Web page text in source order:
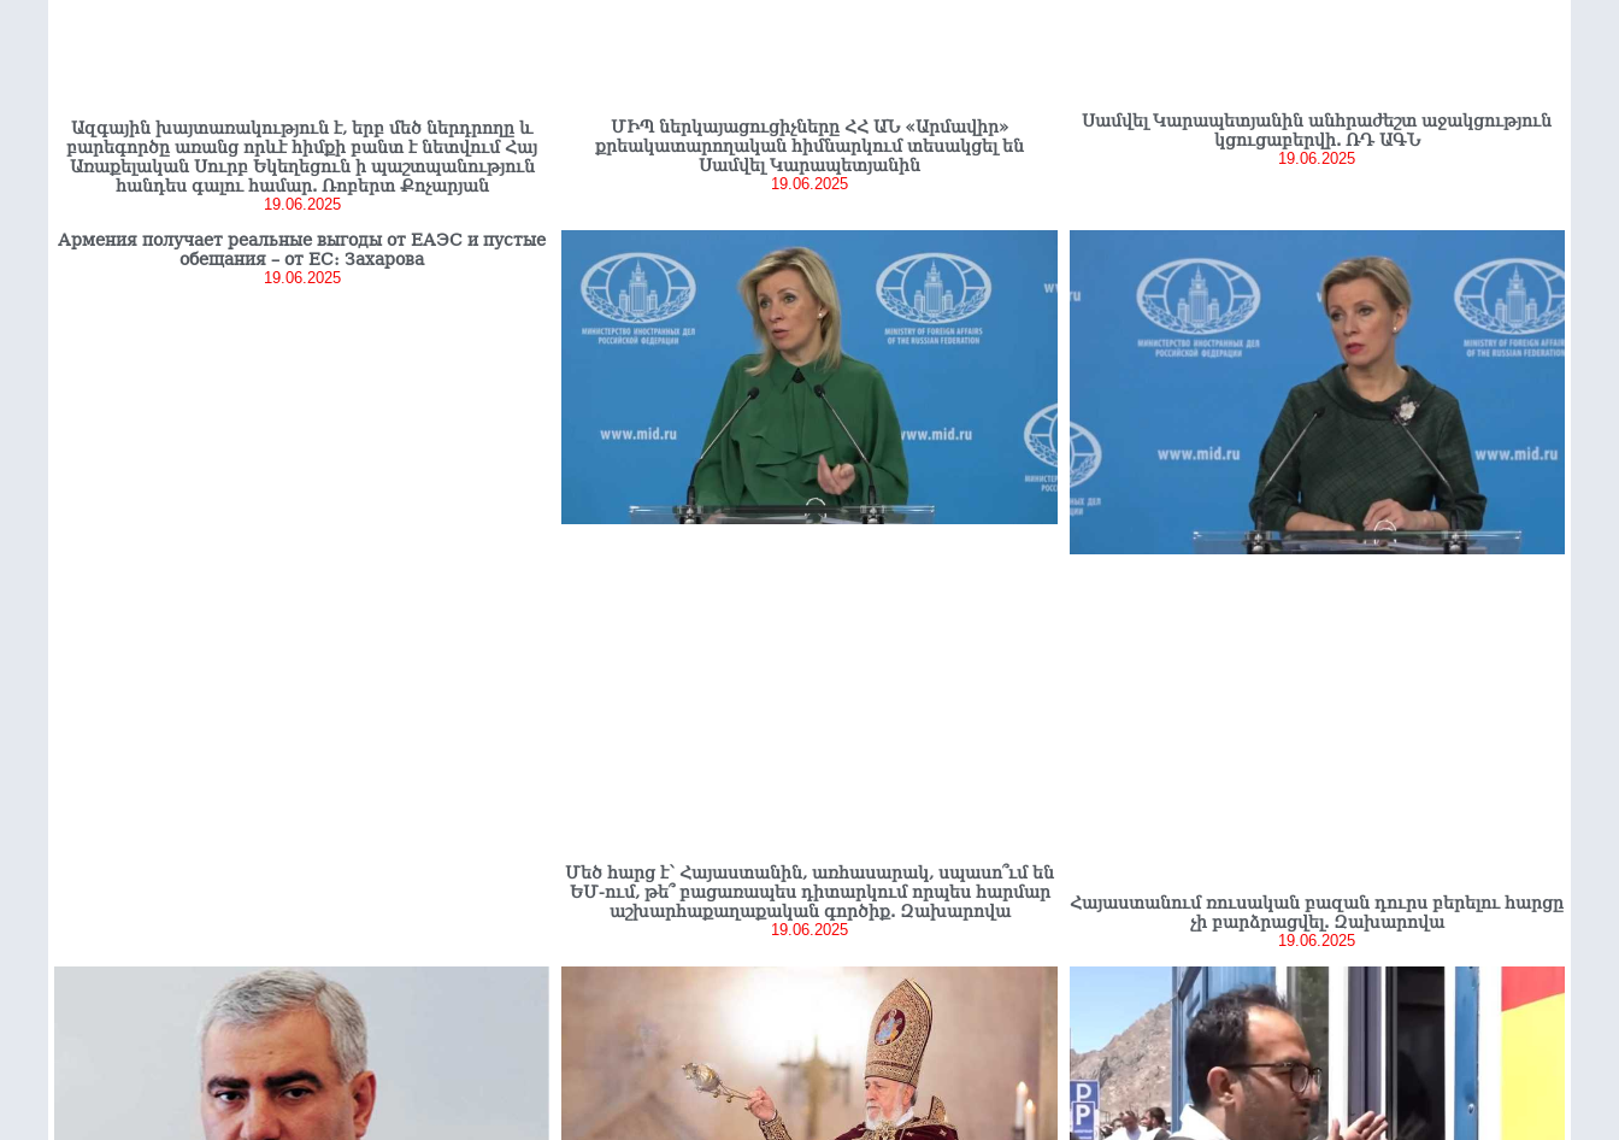
Ազգային խայտառակություն է, երբ մեծ ներդրողը և
բարեգործը առանց որևէ հիմքի բանտ է նետվում Հայ
Առաքելական Սուրբ Եկեղեցուն ի պաշտպանություն
հանդես գալու համար. Ռոբերտ Քոչարյան
19.06.2025
ՄԻՊ ներկայացուցիչները ՀՀ ԱՆ «Արմավիր»
քրեակատարողական հիմնարկում տեսակցել են
Սամվել Կարապետյանին
19.06.2025
Սամվել Կարապետյանին անհրաժեշտ աջակցություն
կցուցաբերվի. ՌԴ ԱԳՆ
19.06.2025
Армения получает реальные выгоды от ЕАЭС и пустые
обещания – от ЕС: Захарова
19.06.2025
Մեծ հարց է՝ Հայաստանին, առհասարակ, սպասո՞ւմ են
ԵՄ-ում, թե՞ բացառապես դիտարկում որպես հարմար
աշխարհաքաղաքական գործիք. Զախարովա
19.06.2025
Հայաստանում ռուսական բազան դուրս բերելու հարցը
չի բարձրացվել. Զախարովա
19.06.2025